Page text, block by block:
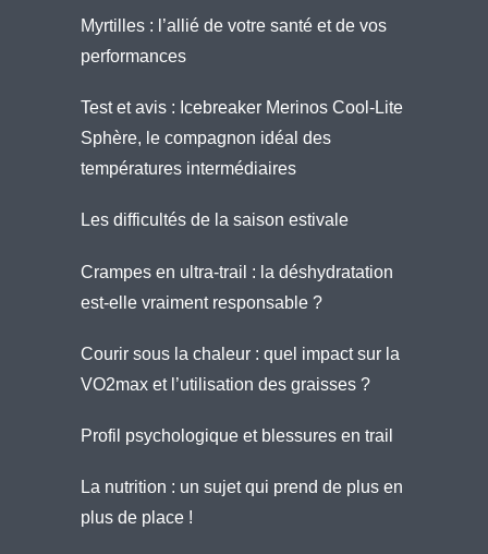
Myrtilles : l’allié de votre santé et de vos
performances
Test et avis : Icebreaker Merinos Cool-Lite
Sphère, le compagnon idéal des
températures intermédiaires
Les difficultés de la saison estivale
Crampes en ultra-trail : la déshydratation
est-elle vraiment responsable ?
Courir sous la chaleur : quel impact sur la
VO2max et l’utilisation des graisses ?
Profil psychologique et blessures en trail
La nutrition : un sujet qui prend de plus en
plus de place !